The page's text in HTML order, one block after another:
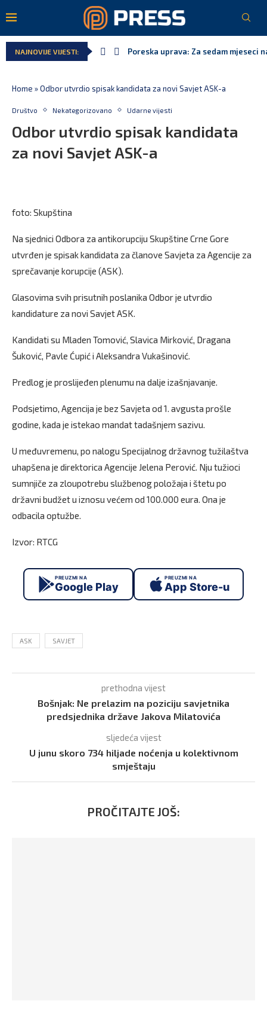
NAJNOVIJE VIJESTI:
Poreska uprava: Za sedam mjeseci
Home »Odbor utvrdio spisak kandidata za novi Savjet ASK-a
Društvo Nekategorizovano Udarne vijesti
Odbor utvrdio spisak kandidata
za novi Savjet ASK-a
foto: Skupština
Na sjednici Odbora za antikorupciju Skupštine Crne Gore
utvrđen je spisak kandidata za članove Savjeta za Agencije za
sprečavanje korupcije (ASK).
Glasovima svih prisutnih poslanika Odbor je utvrdio
kandidature za novi Savjet ASK.
Kandidati su Mladen Tomović, Slavica Mirković, Dragana
Šuković, Pavle Ćupić i Aleksandra Vukašinović.
Predlog je proslijeđen plenumu na dalje izašnjavanje.
Podsjetimo, Agencija je bez Savjeta od 1. avgusta prošle
godine, kada je istekao mandat tadašnjem sazivu.
U međuvremenu, po nalogu Specijalnog državnog tužilaštva
uhapšena je direktorica Agencije Jelena Perović. Nju tužioci
sumnjiče za zloupotrebu službenog položaja i štetu po
državni budžet u iznosu većem od 100.000 eura. Ona je
odbacila optužbe.
Izvor: RTCG
PREUZMI NA
Google Play
PREUZMI NA
App Store-u
ASK SAVJET
prethodna vijest
Bošnjak: Ne prelazim na poziciju savjetnika
predsjednika države Jakova Milatovića
sljedeća vijest
U junu skoro 734 hiljade noćenja u kolektivnom
smještaju
PROČITAJTE JOŠ: